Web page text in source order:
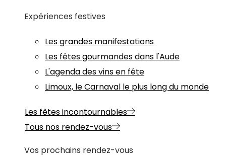
Expériences festives
Les grandes manifestations
Les fêtes gourmandes dans l'Aude
L'agenda des vins en fête
Limoux, le Carnaval le plus long du monde
Les fêtes incontournables
Tous nos rendez-vous
Vos prochains rendez-vous